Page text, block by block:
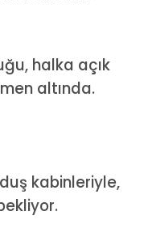
halka açık
altında.
kabinleriyle,